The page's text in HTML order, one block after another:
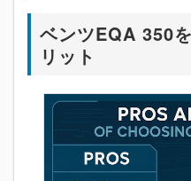
ベンツEQA 350
リット